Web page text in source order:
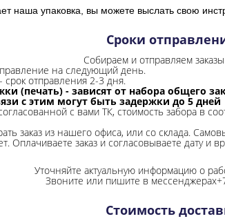
наша упаковка, вы можете выслать свою
Сроки
Собираем и отправляем
на следующий день.
отправления 2-3 дня.
(печать) - зависят от набора общего
с этим могут быть задержки до 5 дней
с вами ТК, стоимость забора в
заказ из нашего офиса, или со склада.
Оплачиваете заказ и согласовываете дату и
Уточняйте актуальную информацию о
Звоните или пишите в
Стоимость